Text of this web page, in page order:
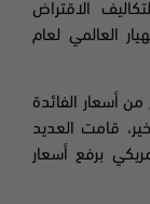
الاقتراض
العالمي لعام
من أسعار الفائدة
قامت العديد
برفع أسعار